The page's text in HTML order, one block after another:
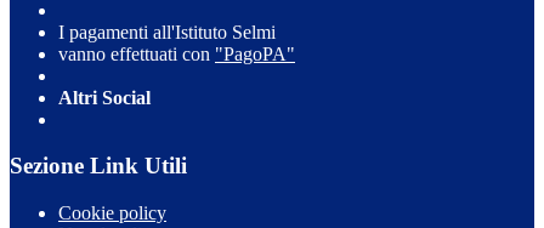
I pagamenti all'Istituto Selmi
vanno effettuati con "PagoPA"
Altri Social
Sezione Link Utili
Cookie policy